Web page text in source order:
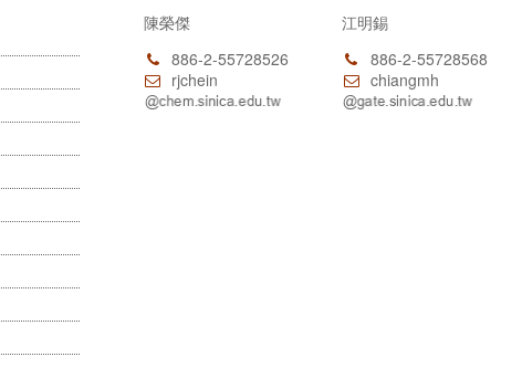
陳榮傑
886-2-55728526
rjchein
江明錫
886-2-55728568
chiangmh